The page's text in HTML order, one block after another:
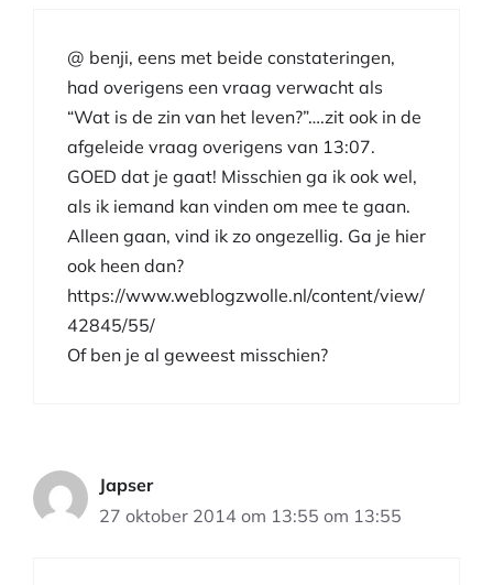
@ benji, eens met beide constateringen,
had overigens een vraag verwacht als
“Wat is de zin van het leven?”….zit ook in de
afgeleide vraag overigens van 13:07.
GOED dat je gaat! Misschien ga ik ook wel,
als ik iemand kan vinden om mee te gaan.
Alleen gaan, vind ik zo ongezellig. Ga je hier
ook heen dan?
https://www.weblogzwolle.nl/content/view/
42845/55/
Of ben je al geweest misschien?
Japser
27 oktober 2014 om 13:55 om 13:55